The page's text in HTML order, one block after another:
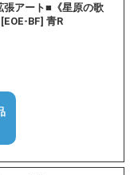
張アート■《星原の歌
BF] 青R